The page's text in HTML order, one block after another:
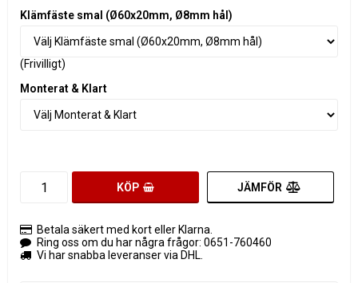
Klämfäste smal (Ø60x20mm, Ø8mm hål)
(Frivilligt)
Monterat & Klart
KÖP JÄMFÖR
Betala säkert med kort eller Klarna.
Ring oss om du har några frågor: 0651-760460
Vi har snabba leveranser via DHL.